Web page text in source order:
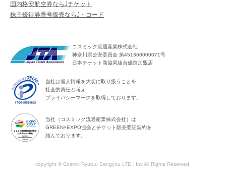
国内格安航空券ならJチケット
株主優待券番号販売ならJ・コード
コスミック流通産業株式会社
神奈川県公安委員会 第451360000071号
日本チケット商協同組合優良加盟店
当社は個人情報を大切に取り扱うことを
社会的責任と考え
プライバシーマークを取得しております。
当社（コスミック流通産業株式会社）は
GREEN×EXPO協会とチケット販売委託契約を
結んでおります。
copyright © Cosmic Ryutuu Sangyou LTD., Inc All Rights Reserved.